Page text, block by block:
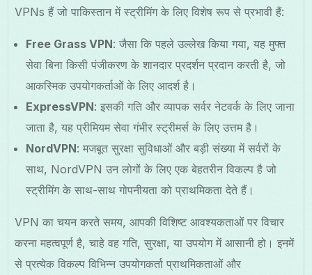
VPNs हैं जो पाकिस्तान में स्ट्रीमिंग के लिए विशेष रूप से प्रभावी हैं:
Free Grass VPN: जैसा कि पहले उल्लेख किया गया, यह मुफ्त
सेवा बिना किसी पंजीकरण के शानदार प्रदर्शन प्रदान करती है, जो
आकस्मिक उपयोगकर्ताओं के लिए आदर्श है।
ExpressVPN: इसकी गति और व्यापक सर्वर नेटवर्क के लिए जाना
जाता है, यह प्रीमियम सेवा गंभीर स्ट्रीमर्स के लिए उत्तम है।
NordVPN: मजबूत सुरक्षा सुविधाओं और बड़ी संख्या में सर्वरों के
साथ, NordVPN उन लोगों के लिए एक बेहतरीन विकल्प है जो
स्ट्रीमिंग के साथ-साथ गोपनीयता को प्राथमिकता देते हैं।
VPN का चयन करते समय, आपकी विशिष्ट आवश्यकताओं पर विचार
करना महत्वपूर्ण है, चाहे वह गति, सुरक्षा, या उपयोग में आसानी हो। इनमें
से प्रत्येक विकल्प विभिन्न उपयोगकर्ता प्राथमिकताओं और